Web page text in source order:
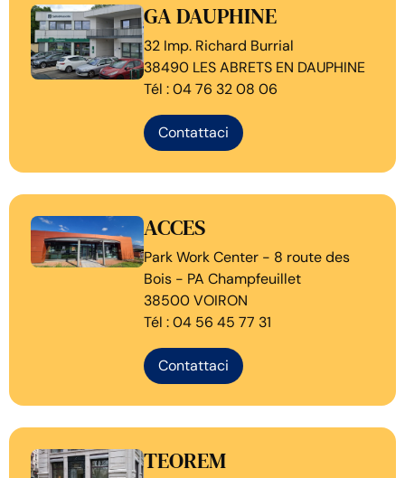
GA DAUPHINE
32 Imp. Richard Burrial
38490 LES ABRETS EN DAUPHINE
Tél : 04 76 32 08 06
Contattaci
ACCES
Park Work Center - 8 route des
Bois - PA Champfeuillet
38500 VOIRON
Tél : 04 56 45 77 31
Contattaci
TEOREM